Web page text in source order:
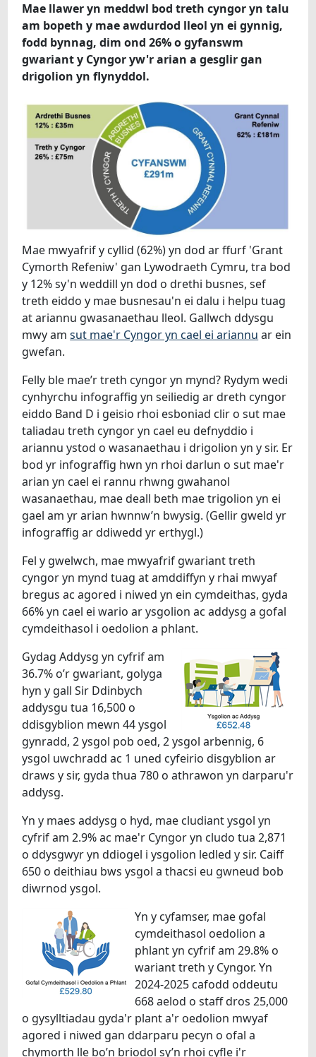
FIDEOS
BE SY' MLAEN
Mae llawer yn meddwl bod treth cyngor yn talu
am bopeth y mae awdurdod lleol yn ei gynnig,
fodd bynnag, dim ond 26% o gyfanswm
gwariant y Cyngor yw'r arian a gesglir gan
drigolion yn flynyddol.
Mae mwyafrif y cyllid (62%) yn dod ar ffurf 'Grant
Cymorth Refeniw' gan Lywodraeth Cymru, tra bod
y 12% sy'n weddill yn dod o drethi busnes, sef
treth eiddo y mae busnesau'n ei dalu i helpu tuag
at ariannu gwasanaethau lleol. Gallwch ddysgu
mwy amsut mae'r Cyngor yn cael ei ariannu ar ein
gwefan.
Felly ble mae’r treth cyngor yn mynd? Rydym wedi
cynhyrchu infograffig yn seiliedig ar dreth cyngor
eiddo Band D i geisio rhoi esboniad clir o sut mae
taliadau treth cyngor yn cael eu defnyddio i
ariannu ystod o wasanaethau i drigolion yn y sir. Er
bod yr infograffig hwn yn rhoi darlun o sut mae'r
arian yn cael ei rannu rhwng gwahanol
wasanaethau, mae deall beth mae trigolion yn ei
gael am yr arian hwnnw’n bwysig. (Gellir gweld yr
infograffig ar ddiwedd yr erthygl.)
Fel y gwelwch, mae mwyafrif gwariant treth
cyngor yn mynd tuag at amddiffyn y rhai mwyaf
bregus ac agored i niwed yn ein cymdeithas, gyda
66% yn cael ei wario ar ysgolion ac addysg a gofal
cymdeithasol i oedolion a phlant.
Gydag Addysg yn cyfrif am
36.7% o’r gwariant, golyga
hyn y gall Sir Ddinbych
addysgu tua 16,500 o
ddisgyblion mewn 44 ysgol
gynradd, 2 ysgol pob oed, 2 ysgol arbennig, 6
ysgol uwchradd ac 1 uned cyfeirio disgyblion ar
draws y sir, gyda thua 780 o athrawon yn darparu'r
addysg.
Yn y maes addysg o hyd, mae cludiant ysgol yn
cyfrif am 2.9% ac mae'r Cyngor yn cludo tua 2,871
o ddysgwyr yn ddiogel i ysgolion ledled y sir. Caiff
650 o deithiau bws ysgol a thacsi eu gwneud bob
diwrnod ysgol.
Yn y cyfamser, mae gofal
cymdeithasol oedolion a
phlant yn cyfrif am 29.8% o
wariant treth y Cyngor. Yn
2024-2025 cafodd oddeutu
668 aelod o staff dros 25,000
o gysylltiadau gyda'r plant a'r oedolion mwyaf
agored i niwed gan ddarparu pecyn o ofal a
chymorth lle bo’n briodol sy’n rhoi cyfle i'r